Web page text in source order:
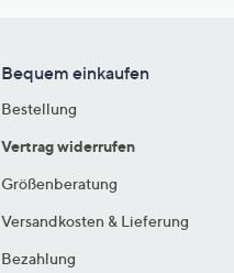
Bequem einkaufen
Bestellung
Vertrag widerrufen
Größenberatung
Versandkosten & Lieferung
Bezahlung